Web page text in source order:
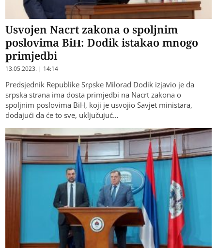
Usvojen Nacrt zakona o spoljnim
poslovima BiH: Dodik istakao mnogo
primjedbi
13.05.2023. | 14:14
Predsjednik Republike Srpske Milorad Dodik izjavio je da
srpska strana ima dosta primjedbi na Nacrt zakona o
spoljnim poslovima BiH, koji je usvojio Savjet ministara,
dodajući da će to sve, uključujuć…